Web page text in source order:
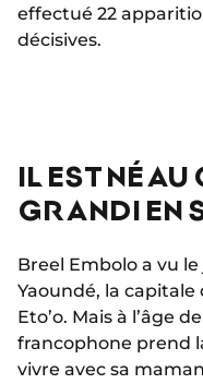
effectué 22
décisives.
IL EST NÉ
GRANDI EN
Breel Embolo a vu le
Yaoundé, la
Eto’o. Mais à l’âge
francophone prend
vivre avec sa